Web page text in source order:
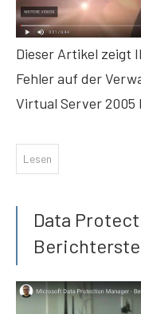
Dieser Artikel zeigt
Fehler auf der
Virtual Server 2005
Lesen
Data